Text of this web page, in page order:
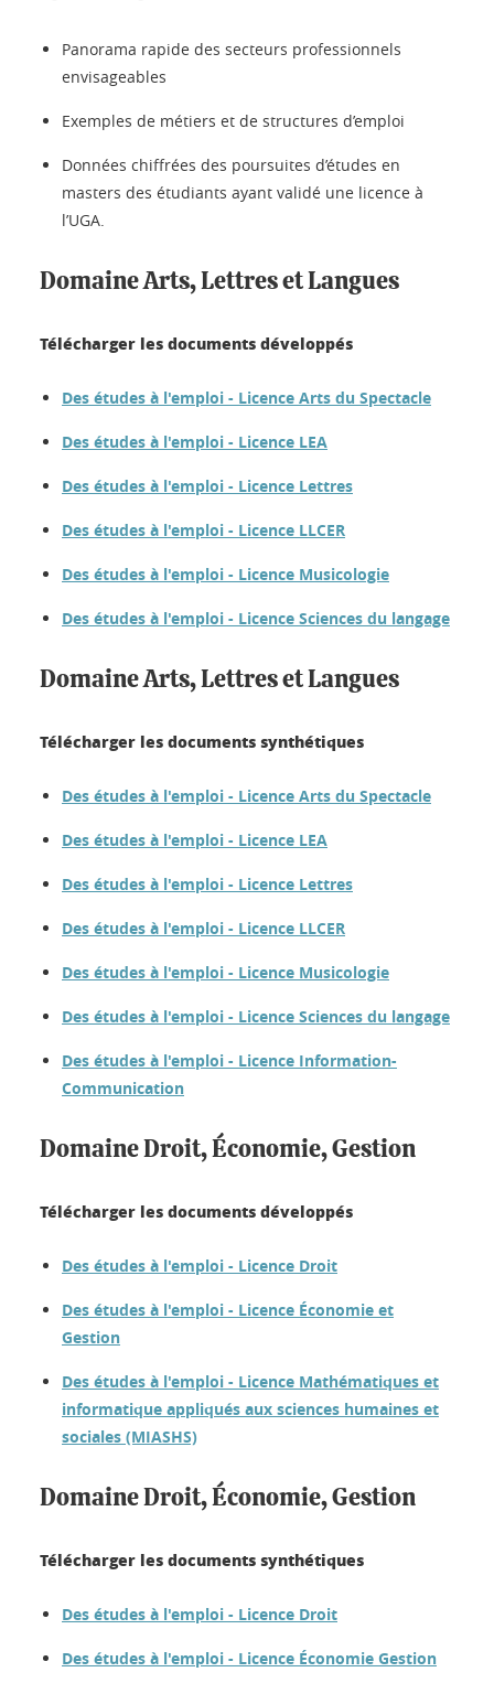
Panorama rapide des secteurs professionnels
envisageables
Exemples de métiers et de structures d’emploi
Données chiffrées des poursuites d’études en
masters des étudiants ayant validé une licence à
l’UGA.
Domaine Arts, Lettres et Langues
Télécharger les documents développés
Des études à l'emploi - Licence Arts du Spectacle
Des études à l'emploi - Licence LEA
Des études à l'emploi - Licence Lettres
Des études à l'emploi - Licence LLCER
Des études à l'emploi - Licence Musicologie
Des études à l'emploi - Licence Sciences du langage
Domaine Arts, Lettres et Langues
Télécharger les documents synthétiques
Des études à l'emploi - Licence Arts du Spectacle
Des études à l'emploi - Licence LEA
Des études à l'emploi - Licence Lettres
Des études à l'emploi - Licence LLCER
Des études à l'emploi - Licence Musicologie
Des études à l'emploi - Licence Sciences du langage
Des études à l'emploi - Licence Information-
Communication
Domaine Droit, Économie, Gestion
Télécharger les documents développés
Des études à l'emploi - Licence Droit
Des études à l'emploi - Licence Économie et
Gestion
Des études à l'emploi - Licence Mathématiques et
informatique appliqués aux sciences humaines et
sociales (MIASHS)
Domaine Droit, Économie, Gestion
Télécharger les documents synthétiques
Des études à l'emploi - Licence Droit
Des études à l'emploi - Licence Économie Gestion